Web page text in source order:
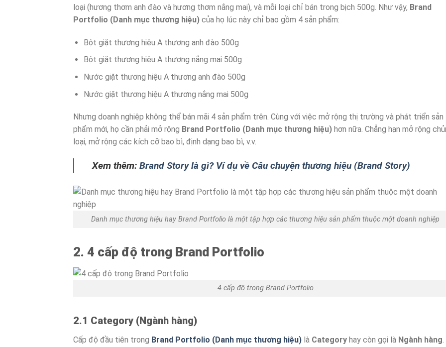
loại (hương thơm anh đào và hương thơm nắng mai), và mỗi loại chỉ bán trong bịch 500g. Như vậy, Brand
Portfolio (Danh mục thương hiệu) của họ lúc này chỉ bao gồm 4 sản phẩm:
Bột giặt thương hiệu A thương anh đào 500g
Bột giặt thương hiệu A thương nắng mai 500g
Nước giặt thương hiệu A thương anh đào 500g
Nước giặt thương hiệu A thương nắng mai 500g
Nhưng doanh nghiệp không thể bán mãi 4 sản phẩm trên. Cùng với việc mở rộng thị trường và phát triển sản
phẩm mới, họ cần phải mở rộng Brand Portfolio (Danh mục thương hiệu) hơn nữa. Chẳng hạn mở rộng
loại, mở rộng các kích cỡ bao bì, định dạng bao bì, v.v.
Xem thêm: Brand Story là gì? Ví dụ về Câu chuyện thương hiệu (Brand Story)
Danh mục thương hiệu hay Brand Portfolio là một tập hợp các thương hiệu sản phẩm thuộc một doanh nghiệp
2. 4 cấp độ trong Brand Portfolio
4 cấp độ trong Brand Portfolio
2.1 Category (Ngành hàng)
Cấp độ đầu tiên trong Brand Portfolio (Danh mục thương hiệu) là Category hay còn gọi là Ngành hàng.